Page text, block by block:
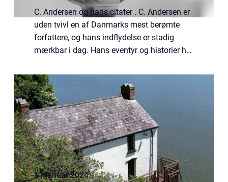
C. Andersen og hans citater . C. Andersen er
uden tvivl en af Danmarks mest berømte
forfattere, og hans indflydelse er stadig
mærkbar i dag. Hans eventyr og historier har
voksne. Men det er ikke kun hans f...
11 januar 2024